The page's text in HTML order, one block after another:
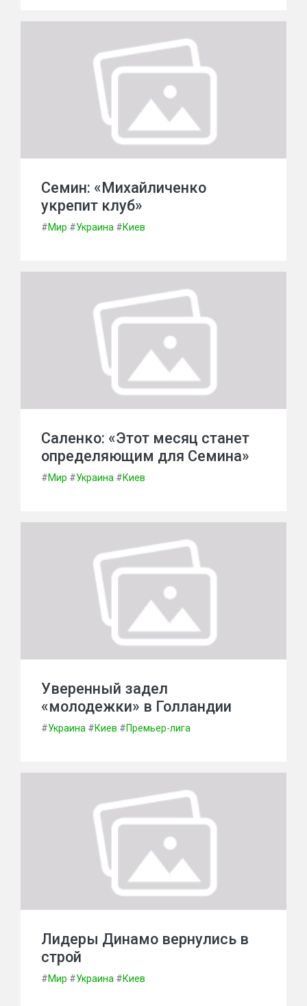
Семин: «Михайличенко
укрепит клуб»
#Мир #Украина #Киев
Саленко: «Этот месяц станет
определяющим для Семина»
#Мир #Украина #Киев
Уверенный задел
«молодежки» в Голландии
#Украина #Киев #Премьер-лига
Лидеры Динамо вернулись в
строй
#Мир #Украина #Киев